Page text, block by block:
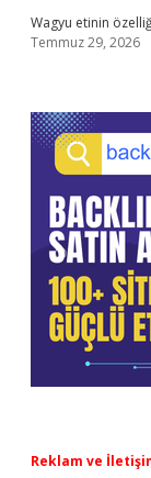
Wagyu etinin
Temmuz 29, 2026
Reklam ve